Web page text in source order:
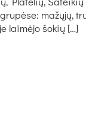
ma­žų­jų,
lai­mė­jo šo­kių […]